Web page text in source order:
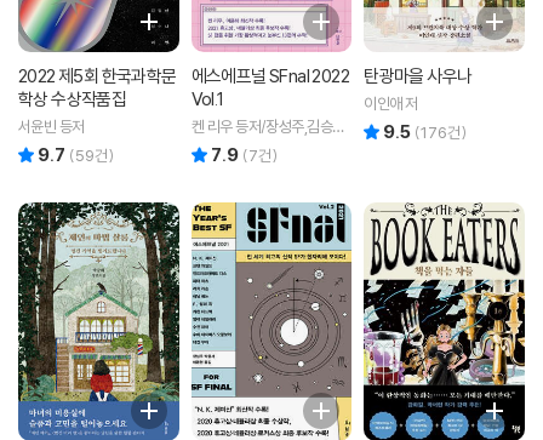
2022 제5회 한국과학문
학상 수상작품집
서윤빈 등저
9.7 (59건)
에스에프널 SFnal 2022
Vol.1
켄 리우 등저/장성주,김승욱,
조호근 역/조너선 스트라한
편
7.9 (7건)
탄광마을 사우나
이인애 저
9.5 (176건)